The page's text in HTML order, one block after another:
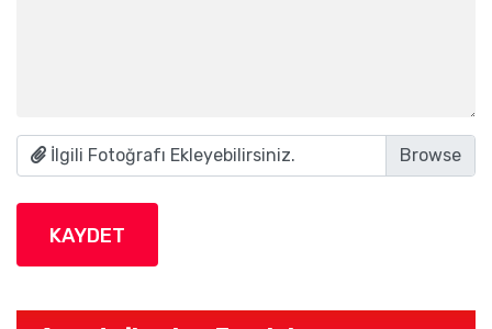
İlgili Fotoğrafı Ekleyebilirsiniz.
KAYDET